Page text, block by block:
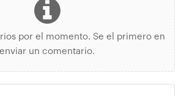
por el momento. Se el primero en
enviar un comentario.